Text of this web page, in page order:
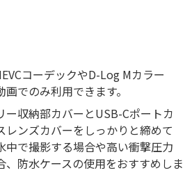
コーデックやD-Log Mカラー
でのみ利用できます。
ー収納部カバーとUSB-Cポートカ
レンズカバーをしっかりと締めて
中で撮影する場合や高い衝撃圧力
、防水ケースの使用をおすすめしま